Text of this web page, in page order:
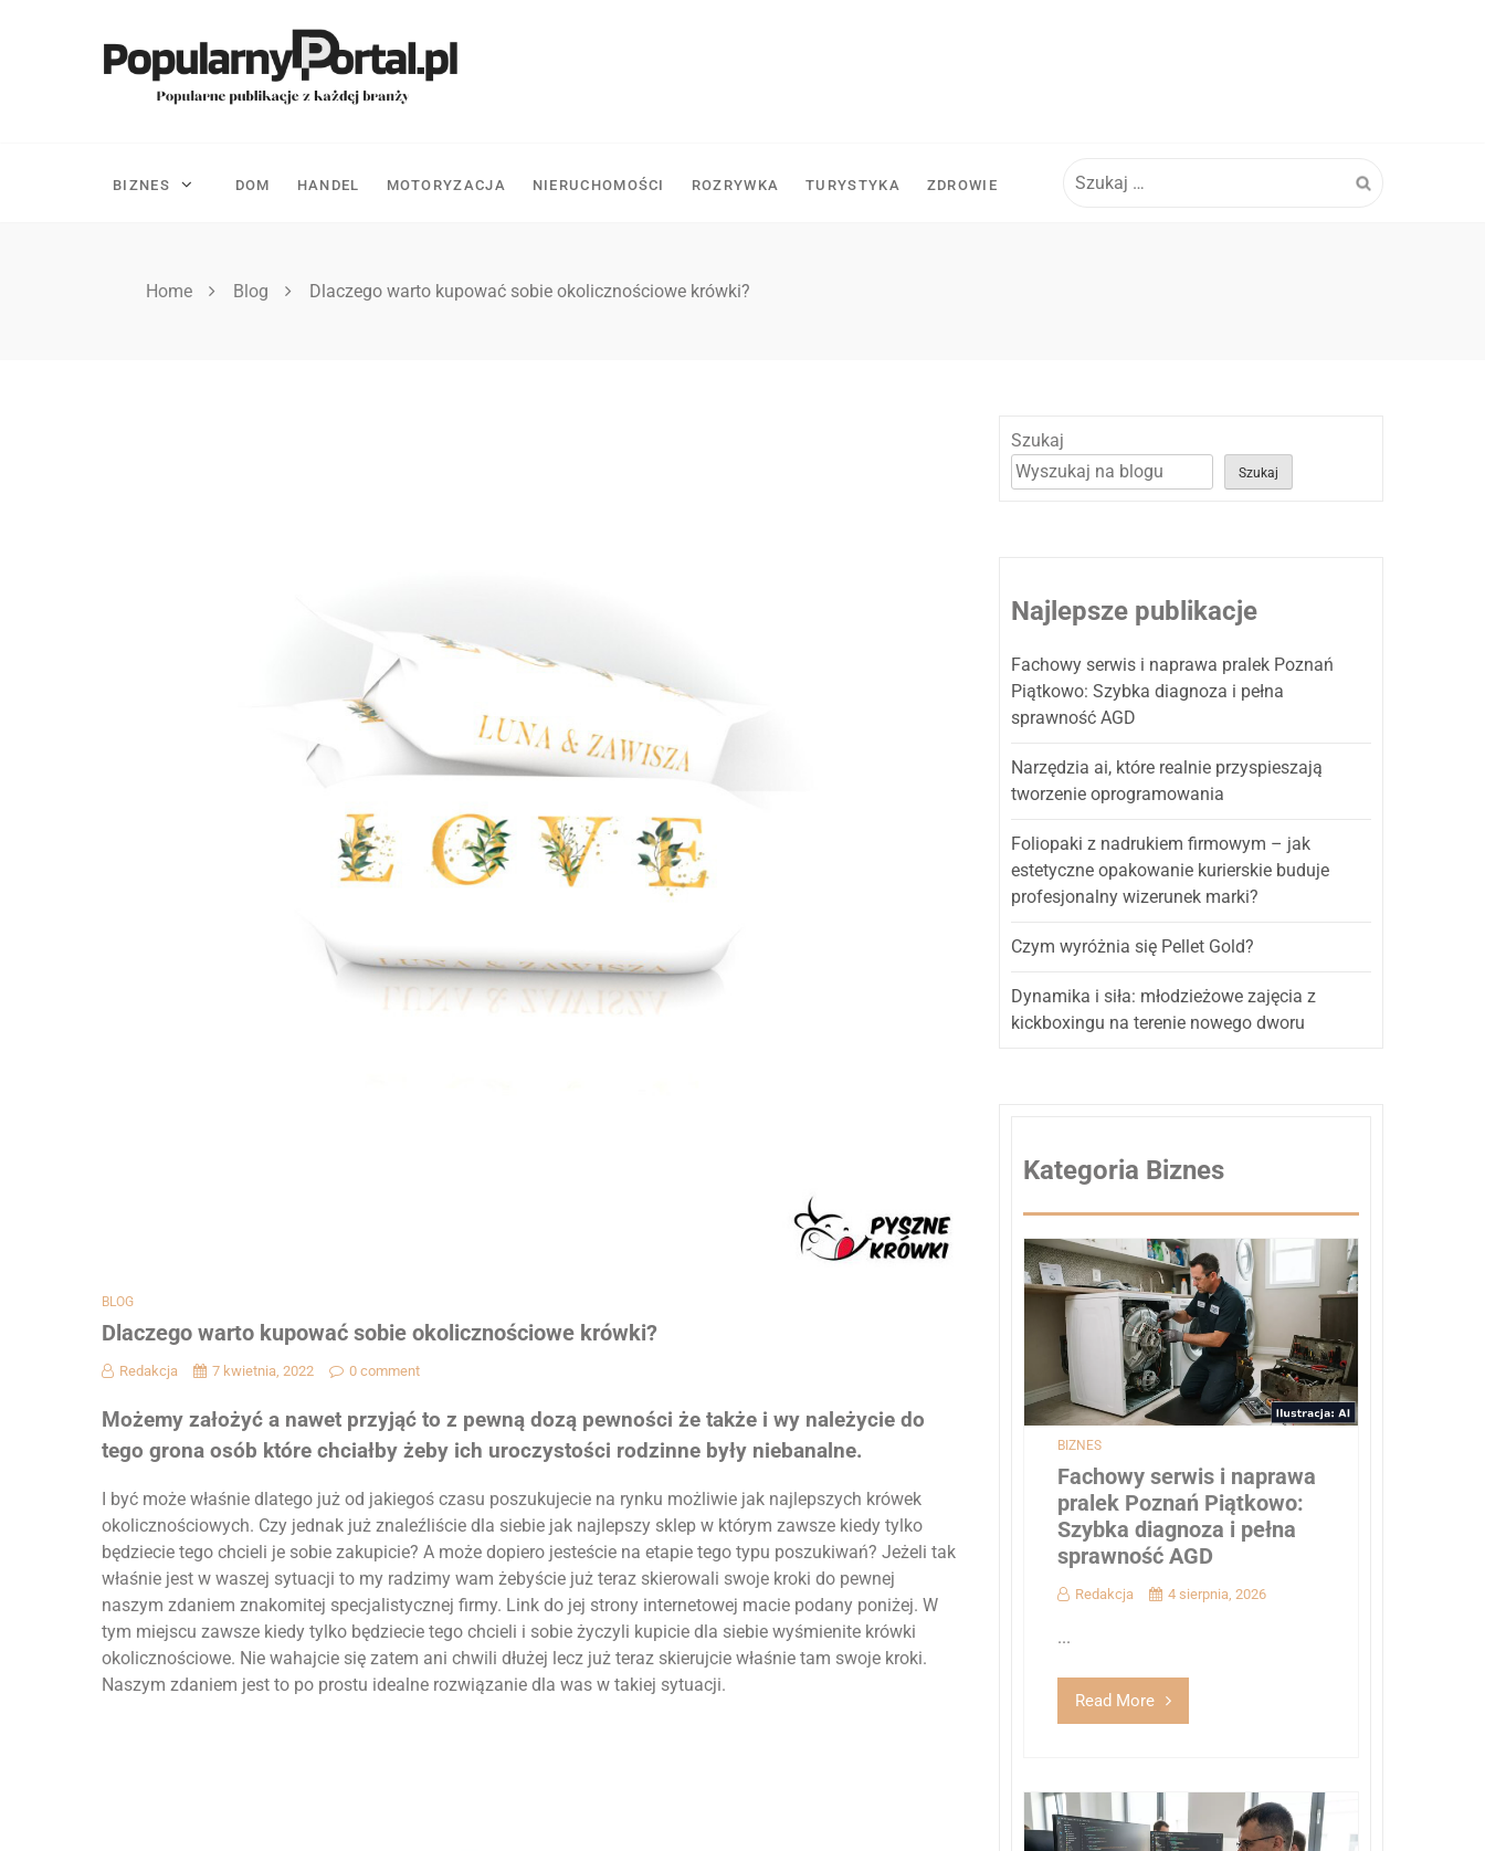
BIZNES DOM HANDEL MOTORYZACJA NIERUCHOMOŚCI ROZRYWKA TURYSTYKA ZDROWIE
Home Blog Dlaczego warto kupować sobie okolicznościowe krówki?
BLOG
Dlaczego warto kupować sobie okolicznościowe krówki?
Redakcja 7 kwietnia, 2022 0 comment
Możemy założyć a nawet przyjąć to z pewną dozą pewności że także i wy należycie do
tego grona osób które chciałby żeby ich uroczystości rodzinne były niebanalne.
I być może właśnie dlatego już od jakiegoś czasu poszukujecie na rynku możliwie jak najlepszych krówek
okolicznościowych. Czy jednak już znaleźliście dla siebie jak najlepszy sklep w którym zawsze kiedy tylko
będziecie tego chcieli je sobie zakupicie? A może dopiero jesteście na etapie tego typu poszukiwań? Jeżeli tak
właśnie jest w waszej sytuacji to my radzimy wam żebyście już teraz skierowali swoje kroki do pewnej
naszym zdaniem znakomitej specjalistycznej firmy. Link do jej strony internetowej macie podany poniżej. W
tym miejscu zawsze kiedy tylko będziecie tego chcieli i sobie życzyli kupicie dla siebie wyśmienite krówki
okolicznościowe. Nie wahajcie się zatem ani chwili dłużej lecz już teraz skierujcie właśnie tam swoje kroki.
Naszym zdaniem jest to po prostu idealne rozwiązanie dla was w takiej sytuacji.
Szukaj
Szukaj
Najlepsze publikacje
Fachowy serwis i naprawa pralek Poznań
Piątkowo: Szybka diagnoza i pełna
sprawność AGD
Narzędzia ai, które realnie przyspieszają
tworzenie oprogramowania
Foliopaki z nadrukiem firmowym – jak
estetyczne opakowanie kurierskie buduje
profesjonalny wizerunek marki?
Czym wyróżnia się Pellet Gold?
Dynamika i siła: młodzieżowe zajęcia z
kickboxingu na terenie nowego dworu
Kategoria Biznes
BIZNES
Fachowy serwis i naprawa
pralek Poznań Piątkowo:
Szybka diagnoza i pełna
sprawność AGD
Redakcja 4 sierpnia, 2026
...
Read More